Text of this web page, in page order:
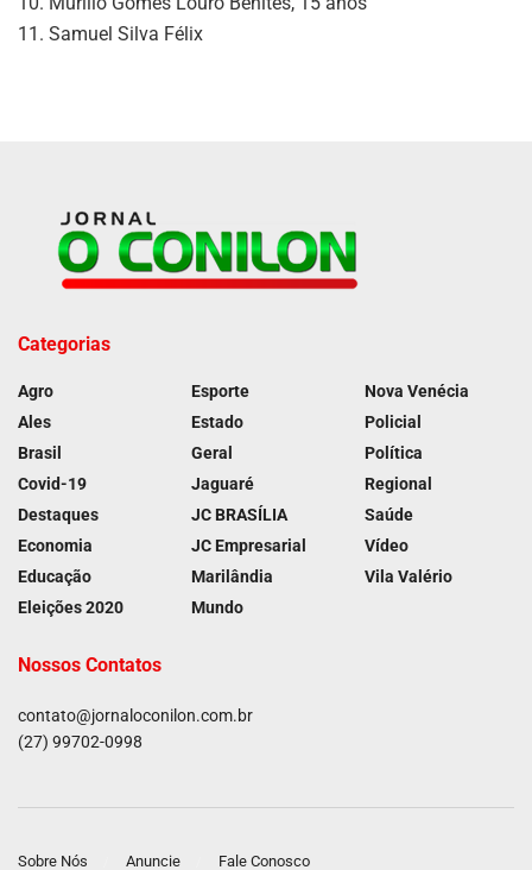
11. Samuel Silva Félix
Categorias
Agro
Ales
Brasil
Covid-19
Destaques
Economia
Educação
Eleições 2020
Esporte
Estado
Geral
Jaguaré
JC BRASÍLIA
JC Empresarial
Marilândia
Mundo
Nova Venécia
Policial
Política
Regional
Saúde
Vídeo
Vila Valério
Nossos Contatos
contato@jornaloconilon.com.br
(27) 99702-0998
Sobre Nós Anuncie Fale Conosco